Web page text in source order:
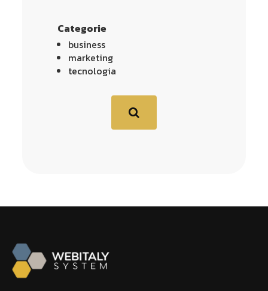
Categorie
business
marketing
tecnologia